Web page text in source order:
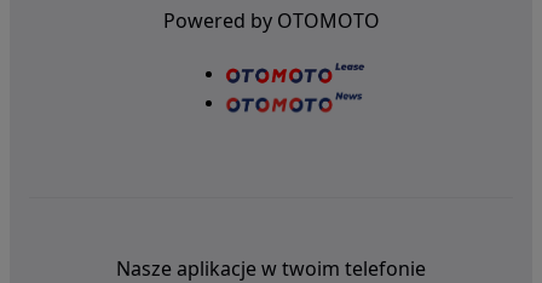
Powered by OTOMOTO
Nasze aplikacje w twoim telefonie